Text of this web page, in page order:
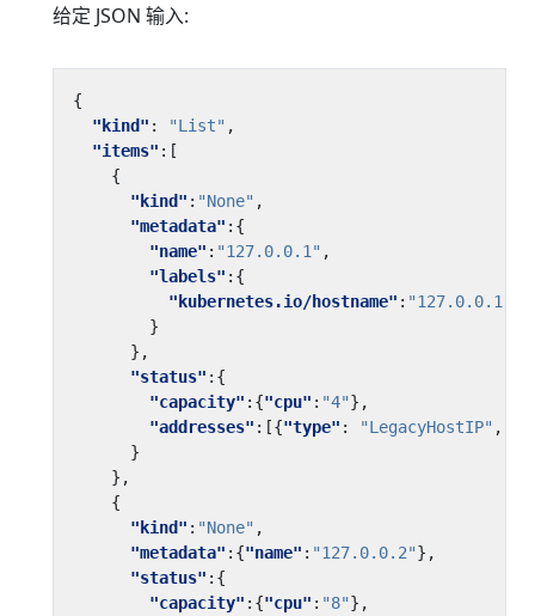
给定 JSON 输入:
{
"kind" : "List" ,
"items" :[
{
"kind" : "None" ,
"metadata" :{
"name" : "127.0.0.1" ,
"labels" :{
"kubernetes.io/hostname" : "127.0.0.1"
}
},
"status" :{
"capacity" :{"cpu" : "4"},
"addresses" :[{"type" : "LegacyHostIP" ,
}
},
{
"kind" : "None" ,
"metadata" :{"name" : "127.0.0.2"},
"status" :{
"capacity" :{"cpu" : "8"},